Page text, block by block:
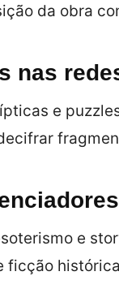
da obra
nas
e
e
ficção